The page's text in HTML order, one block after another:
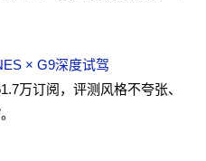
× G9深度试驾
万订阅，评测风格不夸张、